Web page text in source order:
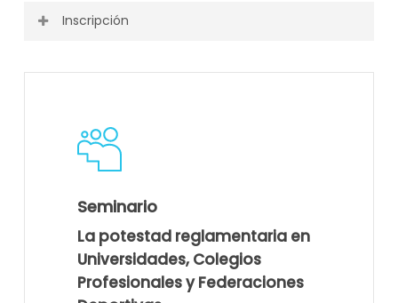
Puedes ver toda la información o descargarla desde el
Inscripción
Seminario
La potestad reglamentaria en
Universidades, Colegios
Profesionales y Federaciones